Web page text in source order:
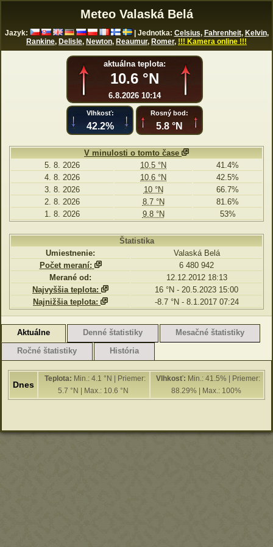
Meteo Valaská Belá
Jazyk: | Jednotka: Celsius, Fahrenheit, Kelvin,
Rankine, Delisle, Newton, Reaumur, Romer, !!! Kamera online !!!
Štatistika
Umiestnenie:
Valaská Belá
Počet meraní:
6 480 942
Merané od:
12.12.2012 18:13
Najvyššia teplota:
16 °N - 20.5.2023 15:00
Najnižšia teplota:
-8.7 °N - 8.1.2017 07:24
V minulosti o tomto čase
5. 8. 2026
10.5 °N
41.4%
4. 8. 2026
10.6 °N
42.5%
3. 8. 2026
10 °N
66.7%
2. 8. 2026
8.7 °N
81.6%
1. 8. 2026
9.8 °N 53%
aktuálna teplota:
10.6 °N
6.8.2026 10:14
Vlhkosť:
42.2%
Rosný bod:
5.8 °N
Aktuálne Denné štatistiky
Mesačné štatistiky
Ročné štatistiky
História
Dnes
Teplota: Min.: 4.1 °N | Priemer:
5.7 °N | Max.: 10.6 °N
Vlhkosť: Min.: 41.5% | Priemer:
88.29% | Max.: 100%